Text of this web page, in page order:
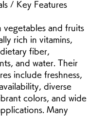
/ Key Features
vegetables and fruits
rich in vitamins,
fiber,
and water. Their
include freshness,
diverse
colors, and wide
Many